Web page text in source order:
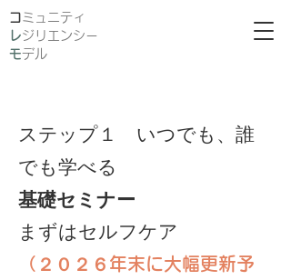
​ミュニティ
レジリエンシー
モデル
ステップ１ いつでも、誰
でも学べる
基礎セミナー
まずはセルフケア
（２０２６年末に大幅更新予